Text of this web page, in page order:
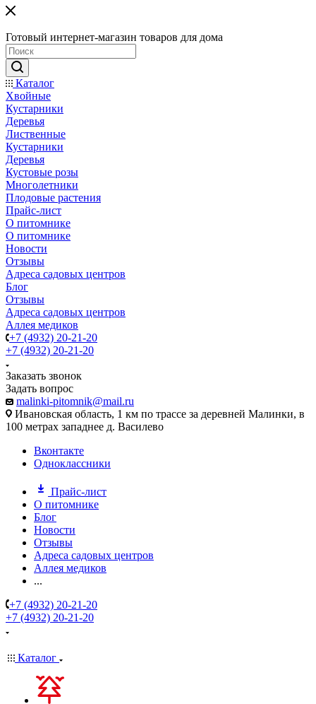
Готовый интернет-магазин товаров для дома
Каталог
Хвойные
Кустарники
Деревья
Лиственные
Кустарники
Деревья
Кустовые розы
Многолетники
Плодовые растения
Прайс-лист
О питомнике
О питомнике
Новости
Отзывы
Адреса садовых центров
Блог
Отзывы
Адреса садовых центров
Аллея медиков
+7 (4932) 20-21-20
+7 (4932) 20-21-20
Заказать звонок
Задать вопрос
malinki-pitomnik@mail.ru
Ивановская область, 1 км по трассе за деревней Малинки, в
100 метрах западнее д. Василево
Вконтакте
Одноклассники
Прайс-лист
О питомнике
Блог
Новости
Отзывы
Адреса садовых центров
Аллея медиков
...
+7 (4932) 20-21-20
+7 (4932) 20-21-20
Каталог